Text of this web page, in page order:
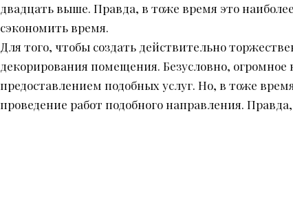
двадцать выше. Правда, в тоже время это
сэкономить время.
Для того, чтобы создать действительно
декорирования помещения. Безусловно,
предоставлением подобных услуг. Но, в тоже
проведение работ подобного направления.